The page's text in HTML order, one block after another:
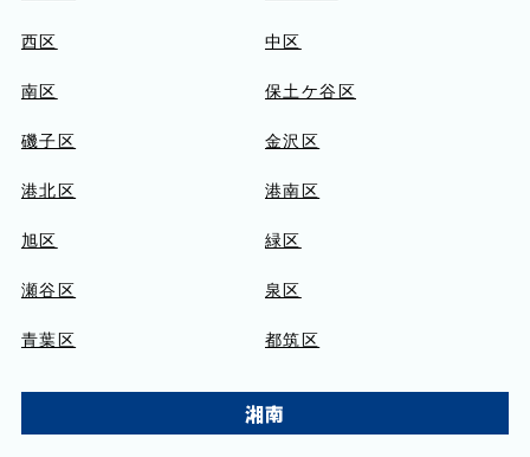
西区 中区
南区 保土ケ谷区
磯子区 金沢区
港北区 港南区
旭区 緑区
瀬谷区 泉区
青葉区 都筑区
湘南